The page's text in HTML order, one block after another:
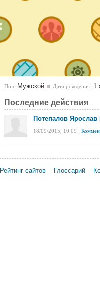
Пол: Мужской Дата рождения: 1
Последние действия
Потепалов Ярослав
18/09/2015, 10:09
Рейтинг сайтов Глоссарий